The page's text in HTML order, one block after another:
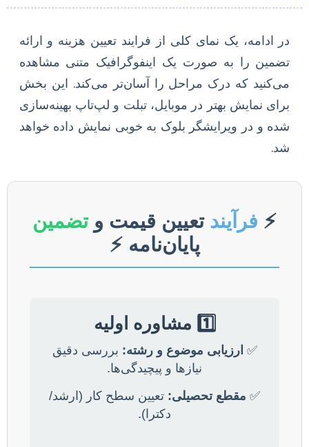
در ادامه، یک نمای کلی از فرایند تعیین هزینه و ارائه
تضمین را به صورت یک اینفوگرافیک متنی مشاهده
می‌کنید که درک مراحل را آسان‌تر می‌کند. این بخش
برای نمایش بهتر در موبایل، تبلت و لپ‌تاپ بهینه‌سازی
شده و در ویرایشگر بلوک به خوبی نمایش داده خواهد
شد.
⚡️ فرآیند تعیین قیمت وتضمین
پایان‌نامه ⚡️
1️⃣ مشاوره اولیه
✅ ارزیابی موضوع و رشته: بررسی دقیق
نیازها و پیچیدگی‌ها.
✅ مقطع تحصیلی: تعیین سطح کار (ارشد/
دکترا).